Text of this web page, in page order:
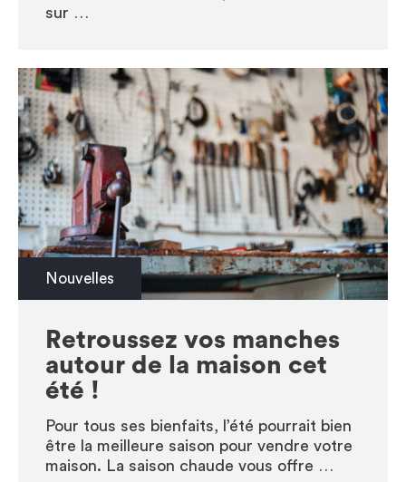
sur …
Nouvelles
Retroussez vos manches
autour de la maison cet
été !
Pour tous ses bienfaits, l’été pourrait bien
être la meilleure saison pour vendre votre
maison. La saison chaude vous offre …